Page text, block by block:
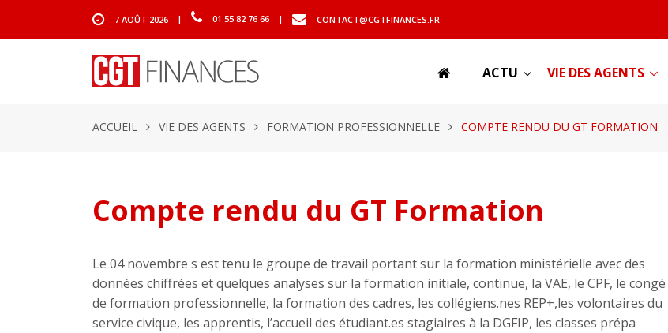
7 AOÛT 2026 | 01 55 82 76 66 | CONTACT@CGTFINANCES.FR
ACTU VIE DES AGENTS
ACCUEIL VIE DES AGENTS FORMATION PROFESSIONNELLE COMPTE RENDU DU GT FORMATION
Compte rendu du GT Formation
Le 04 novembre s est tenu le groupe de travail portant sur la formation ministérielle avec des
données chiffrées et quelques analyses sur la formation initiale, continue, la VAE, le CPF, le congé
de formation professionnelle, la formation des cadres, les collégiens.nes REP+,les volontaires du
service civique, les apprentis, l’accueil des étudiant.es stagiaires à la DGFIP, les classes prépa